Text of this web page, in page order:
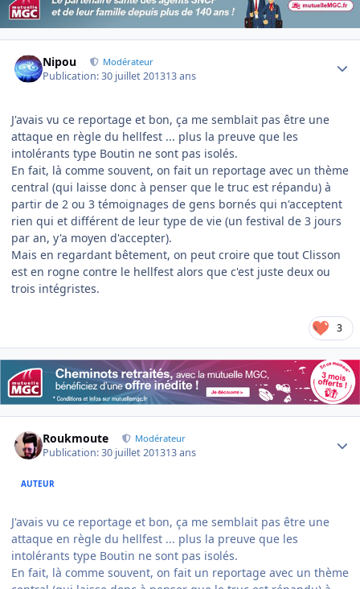
Nipou Modérateur
Publication:30 juillet 201313 ans
J'avais vu ce reportage et bon, ça me semblait pas être une
attaque en règle du hellfest ... plus la preuve que les
intolérants type Boutin ne sont pas isolés.
En fait, là comme souvent, on fait un reportage avec un thème
central (qui laisse donc à penser que le truc est répandu) à
partir de 2 ou 3 témoignages de gens bornés qui n'acceptent
rien qui et différent de leur type de vie (un festival de 3 jours
par an, y'a moyen d'accepter).
Mais en regardant bêtement, on peut croire que tout Clisson
est en rogne contre le hellfest alors que c'est juste deux ou
trois intégristes.
3
Roukmoute Modérateur
Publication:30 juillet 201313 ans
AUTEUR
J'avais vu ce reportage et bon, ça me semblait pas être une
attaque en règle du hellfest ... plus la preuve que les
intolérants type Boutin ne sont pas isolés.
En fait, là comme souvent, on fait un reportage avec un thème